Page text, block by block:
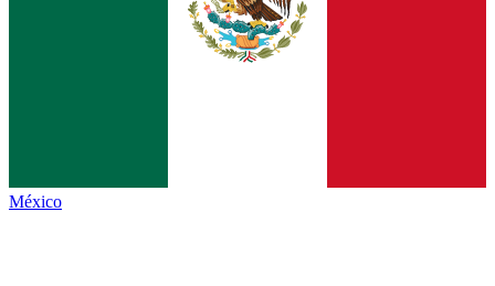
México